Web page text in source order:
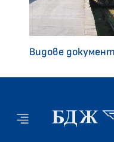
Видове